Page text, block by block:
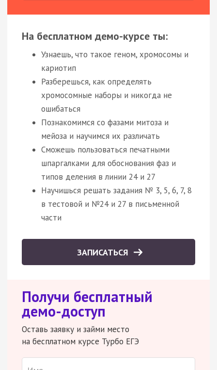
На бесплатном демо-курсе ты:
Узнаешь, что такое геном, хромосомы и
кариотип
Разберешься, как определять
хромосомные наборы и никогда не
ошибаться
Познакомимся со фазами митоза и
мейоза и научимся их различать
Сможешь пользоваться печатными
шпаргалками для обоснования фаз и
типов деления в линии 24 и 27
Научишься решать задания № 3, 5, 6, 7, 8
в тестовой и №24 и 27 в письменной
части
ЗАПИСАТЬСЯ
Получи бесплатный
демо-доступ
Оставь заявку и займи место
на бесплатном курсе Турбо ЕГЭ